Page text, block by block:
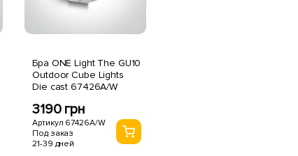
Бра ONE Light The GU10
Outdoor Cube Lights
Die cast 67426A/W
3190 грн
Артикул 67426A/W
Под заказ
21-39 дней